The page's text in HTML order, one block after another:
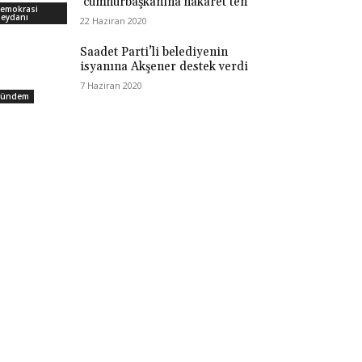
22 Haziran 2020
Saadet Parti’li belediyenin
isyanına Akşener destek verdi
7 Haziran 2020